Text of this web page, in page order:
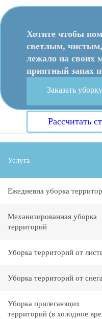
Хотите чтобы
светлым,
лежало на своих
приятный запах
Заказать
Рассчитать
Услуга
Ежедневна уборка
Механизированная уборка
территорий
Уборка территорий от
Уборка территорий от снега
Уборка прилегающих
территорий (в холодное